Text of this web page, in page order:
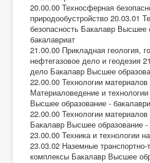
20.00.00 Техносферная
природообустройство 20.03.01
безопасность Бакалавр Высшее
бакалавриат
21.00.00 Прикладная геология,
нефтегазовое дело и геодезия
дело Бакалавр Высшее
22.00.00 Технологии материалов
Материаловедение и
Высшее образование -
22.00.00 Технологии
Бакалавр Высшее образование -
23.00.00 Техника и технологии
23.03.02 Наземные транспортно-
комплексы Бакалавр Высшее